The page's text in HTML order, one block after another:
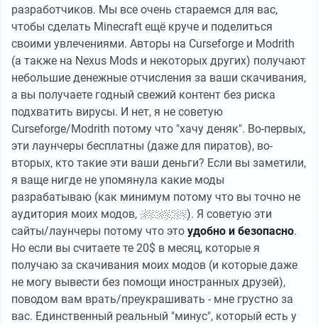
разработчиков. Мы все очень стараемся для вас,
чтобы сделать Minecraft ещё круче и поделиться
своими увлечениями. Авторы на Curseforge и Modrith
(а также на Nexus Mods и некоторых других) получают
небольшие денежные отчисления за ваши скачивания,
а вы получаете годный свежий контент без риска
подхватить вирусы. И нет, я не советую
Curseforge/Modrith потому что "хачу деняк". Во-первых,
эти лаунчеры бесплатны (даже для пиратов), во-
вторых, кто такие эти ваши деньги? Если вы заметили,
я ваще нигде не упомянула какие моды
разрабатываю (как минимум потому что вы точно не
аудитория моих модов, без обид). Я советую эти
сайты/лаунчеры потому что это удобно и безопасно.
Но если вы считаете те 20$ в месяц, которые я
получаю за скачивания моих модов (и которые даже
не могу вывести без помощи иностранных друзей),
поводом вам врать/преукрашивать - мне грустно за
вас. Единственный реальный "минус", который есть у